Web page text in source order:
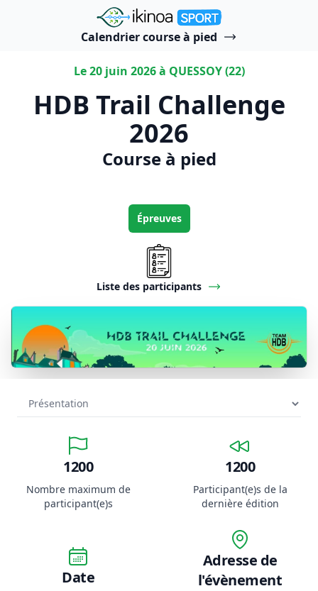
"Ikinoa Sport"
Calendrier course à pied
Le 20 juin 2026 à QUESSOY (22)
HDB Trail Challenge
2026
Course à pied
Épreuves
Liste des participants
1200
Nombre maximum de
participant(e)s
1200
Participant(e)s de la
dernière édition
Date
Adresse de
l'évènement